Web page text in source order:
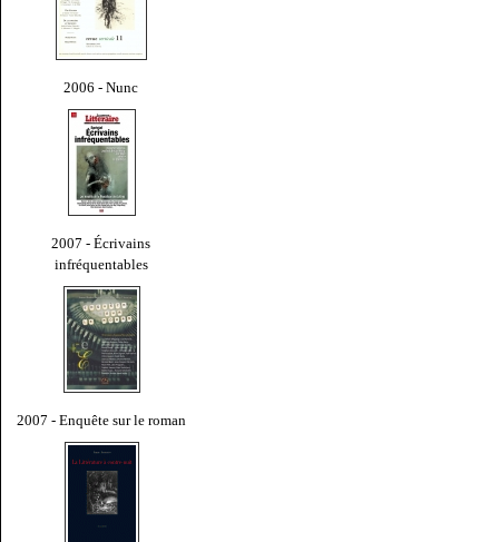
2006 - Nunc
2007 - Écrivains
infréquentables
2007 - Enquête sur le roman